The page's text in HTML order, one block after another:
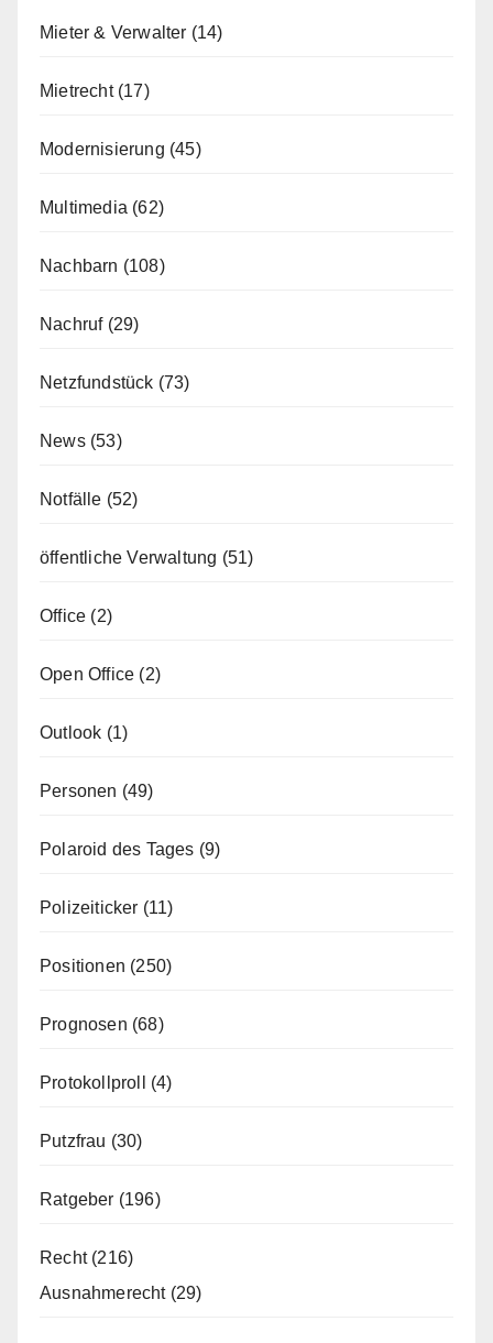
Mieter & Verwalter (14)
Mietrecht(17)
Modernisierung (45)
Multimedia (62)
Nachbarn (108)
Nachruf(29)
Netzfundstück (73)
News(53)
Notfälle (52)
öffentliche Verwaltung (51)
Office (2)
Open Office (2)
Outlook (1)
Personen (49)
Polaroid des Tages (9)
Polizeiticker (11)
Positionen (250)
Prognosen (68)
Protokollproll (4)
Putzfrau (30)
Ratgeber (196)
Recht(216)
Ausnahmerecht(29)